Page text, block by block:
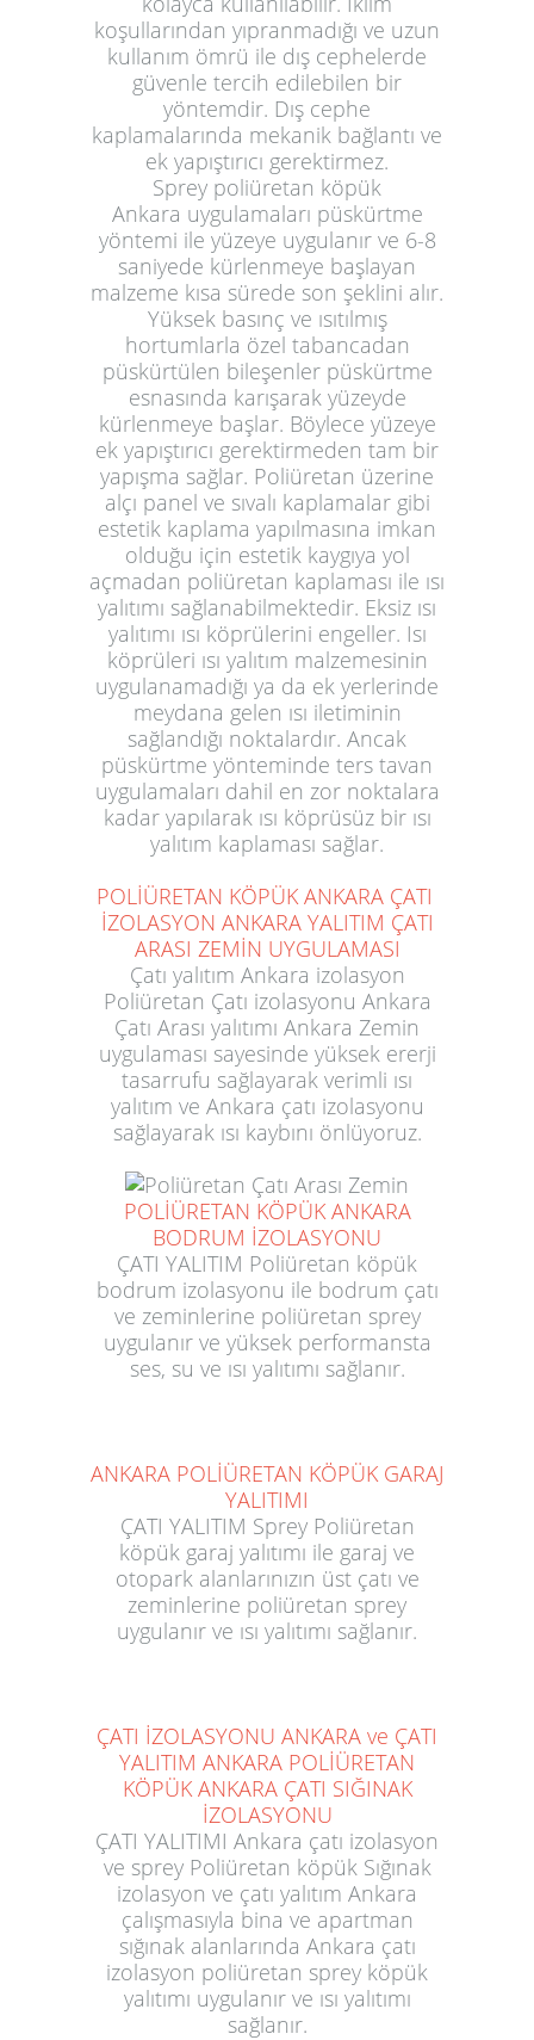
koşullarından yıpranmadığı ve uzun
kullanım ömrü ile dış cephelerde
güvenle tercih edilebilen bir
yöntemdir. Dış cephe
kaplamalarında mekanik bağlantı ve
ek yapıştırıcı gerektirmez.
Sprey poliüretan köpük
Ankara uygulamaları püskürtme
yöntemi ile yüzeye uygulanır ve 6-8
saniyede kürlenmeye başlayan
malzeme kısa sürede son şeklini alır.
Yüksek basınç ve ısıtılmış
hortumlarla özel tabancadan
püskürtülen bileşenler püskürtme
esnasında karışarak yüzeyde
kürlenmeye başlar. Böylece yüzeye
ek yapıştırıcı gerektirmeden tam bir
yapışma sağlar. Poliüretan üzerine
alçı panel ve sıvalı kaplamalar gibi
estetik kaplama yapılmasına imkan
olduğu için estetik kaygıya yol
açmadan poliüretan kaplaması ile ısı
yalıtımı sağlanabilmektedir. Eksiz ısı
yalıtımı ısı köprülerini engeller. Isı
köprüleri ısı yalıtım malzemesinin
uygulanamadığı ya da ek yerlerinde
meydana gelen ısı iletiminin
sağlandığı noktalardır. Ancak
püskürtme yönteminde ters tavan
uygulamaları dahil en zor noktalara
kadar yapılarak ısı köprüsüz bir ısı
yalıtım kaplaması sağlar.
POLİÜRETAN KÖPÜK ANKARA ÇATI
İZOLASYON ANKARA YALITIM ÇATI
ARASI ZEMİN UYGULAMASI
Çatı yalıtım Ankara izolasyon
Poliüretan Çatı izolasyonu Ankara
Çatı Arası yalıtımı Ankara Zemin
uygulaması sayesinde yüksek ererji
tasarrufu sağlayarak verimli ısı
yalıtım ve Ankara çatı izolasyonu
sağlayarak ısı kaybını önlüyoruz.
POLİÜRETAN KÖPÜK ANKARA
BODRUM İZOLASYONU
ÇATI YALITIM Poliüretan köpük
bodrum izolasyonu ile bodrum çatı
ve zeminlerine poliüretan sprey
uygulanır ve yüksek performansta
ses, su ve ısı yalıtımı sağlanır.
ANKARA POLİÜRETAN KÖPÜK GARAJ
YALITIMI
ÇATI YALITIM Sprey Poliüretan
köpük garaj yalıtımı ile garaj ve
otopark alanlarınızın üst çatı ve
zeminlerine poliüretan sprey
uygulanır ve ısı yalıtımı sağlanır.
ÇATI İZOLASYONU ANKARA ve ÇATI
YALITIM ANKARA POLİÜRETAN
KÖPÜK ANKARA ÇATI SIĞINAK
İZOLASYONU
ÇATI YALITIMI Ankara çatı izolasyon
ve sprey Poliüretan köpük Sığınak
izolasyon ve çatı yalıtım Ankara
çalışmasıyla bina ve apartman
sığınak alanlarında Ankara çatı
izolasyon poliüretan sprey köpük
yalıtımı uygulanır ve ısı yalıtımı
sağlanır.